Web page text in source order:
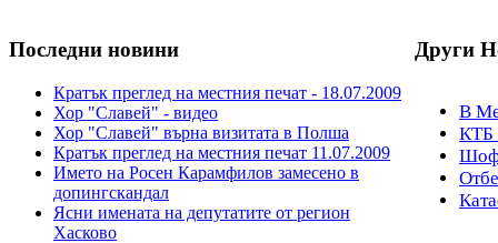
Последни новини
Кратък преглед на местния печат - 18.07.2009
Хор "Славей" - видео
Хор "Славей" върна визитата в Полша
Кратък преглед на местния печат 11.07.2009
Името на Росен Карамфилов замесено в
допингскандал
Ясни имената на депутатите от регион
Хасково
Други
В
КТБ